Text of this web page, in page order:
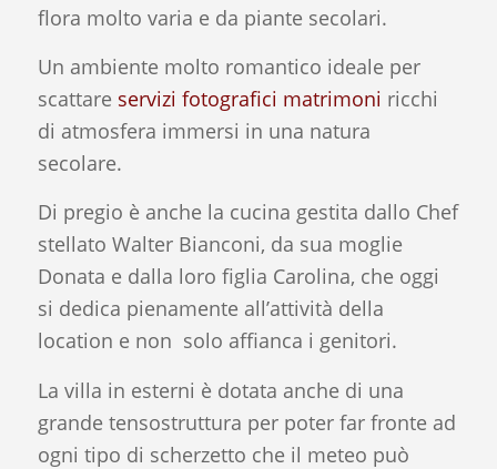
flora molto varia e da piante secolari.
Un ambiente molto romantico ideale per
scattare servizi fotografici matrimoni ricchi
di atmosfera immersi in una natura
secolare.
Di pregio è anche la cucina gestita dallo Chef
stellato Walter Bianconi, da sua moglie
Donata e dalla loro figlia Carolina, che oggi
si dedica pienamente all’attività della
location e non solo affianca i genitori.
La villa in esterni è dotata anche di una
grande tensostruttura per poter far fronte ad
ogni tipo di scherzetto che il meteo può